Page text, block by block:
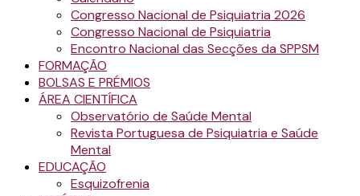
Congresso Nacional de Psiquiatria 2026
Congresso Nacional de Psiquiatria
Encontro Nacional das Secções da SPPSM
FORMAÇÃO
BOLSAS E PRÉMIOS
ÁREA CIENTÍFICA
Observatório de Saúde Mental
Revista Portuguesa de Psiquiatria e Saúde
Mental
EDUCAÇÃO
Esquizofrenia